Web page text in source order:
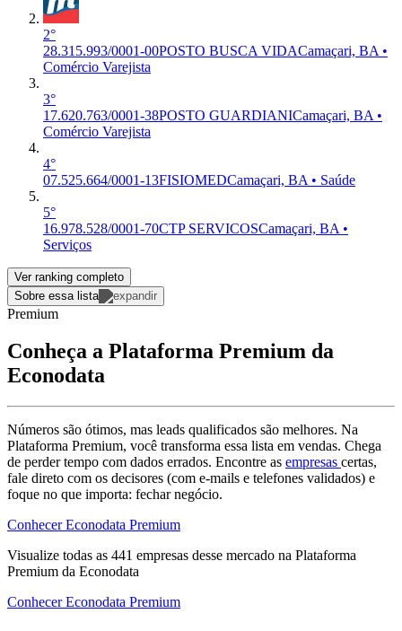
2°
28.315.993/0001-00POSTO BUSCA VIDACamaçari, BA •
Comércio Varejista
3°
17.620.763/0001-38POSTO GUARDIANICamaçari, BA •
Comércio Varejista
4°
07.525.664/0001-13FISIOMEDCamaçari, BA • Saúde
5°
16.978.528/0001-70CTP SERVICOSCamaçari, BA •
Serviços
Ver ranking completo
Sobre essa lista
Premium
Conheça a Plataforma Premium da
Econodata
Números são ótimos, mas leads qualificados são melhores. Na
Plataforma Premium, você transforma essa lista em vendas. Chega
de perder tempo com dados errados. Encontre as empresas certas,
fale direto com os decisores (com e-mails e telefones validados) e
foque no que importa: fechar negócio.
Conhecer Econodata Premium
Visualize todas as 441 empresas desse mercado na Plataforma
Premium da Econodata
Conhecer Econodata Premium